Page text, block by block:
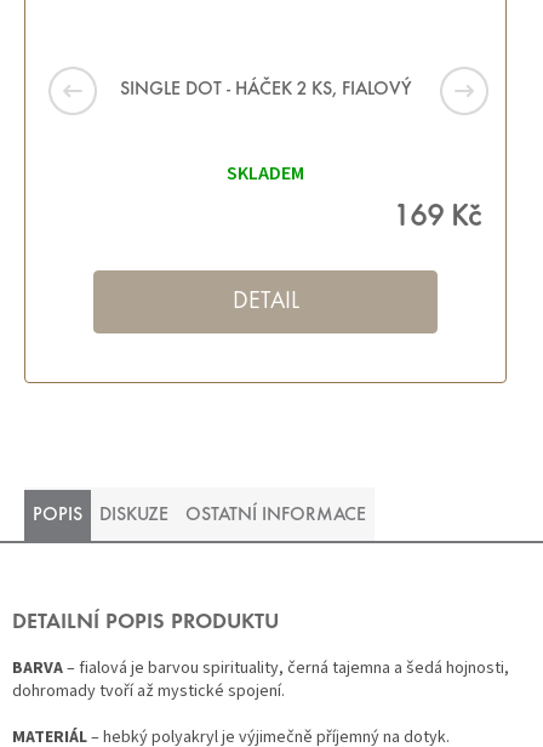
SINGLE DOT - HÁČEK 2 KS, FIALOVÝ
SKLADEM
169 Kč
DETAIL
POPIS DISKUZE OSTATNÍ INFORMACE
DETAILNÍ POPIS PRODUKTU
BARVA– fialová je barvou spirituality, černá tajemna a šedá hojnosti,
dohromady tvoří až mystické spojení.
MATERIÁL– hebký polyakryl je výjimečně příjemný na dotyk.